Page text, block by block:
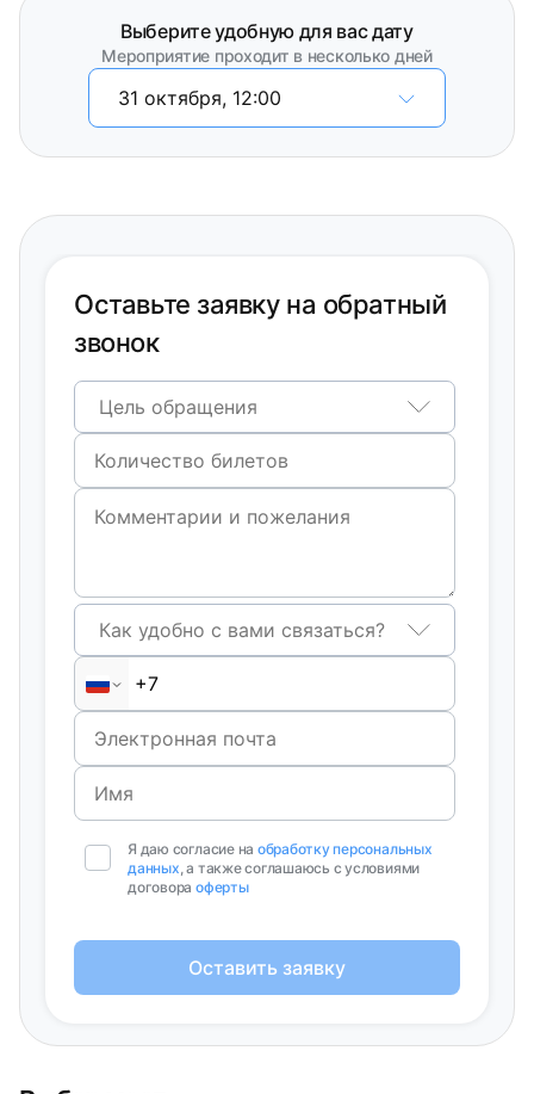
Выберите удобную для вас дату
Мероприятие проходит в несколько дней
31 октября, 12:00
Оставьте заявку на обратный
звонок
Цель обращения
Как удобно с вами связаться?
Я даю согласие на обработку персональных
данных, а также соглашаюсь с условиями
договора оферты
Оставить заявку